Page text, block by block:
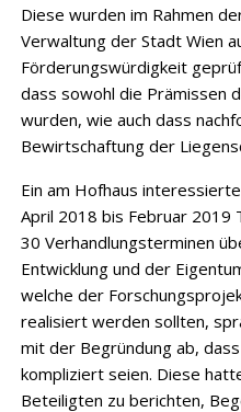
Diese wurden im Rahmen
Verwaltung der Stadt Wien
Förderungswürdigkeit
dass sowohl die Prämissen
wurden, wie auch dass
Bewirtschaftung der
Ein am Hofhaus
April 2018 bis Februar 2019
30 Verhandlungsterminen
Entwicklung und der
welche der
realisiert werden sollten,
mit der Begründung ab,
kompliziert seien. Diese
Beteiligten zu berichten,